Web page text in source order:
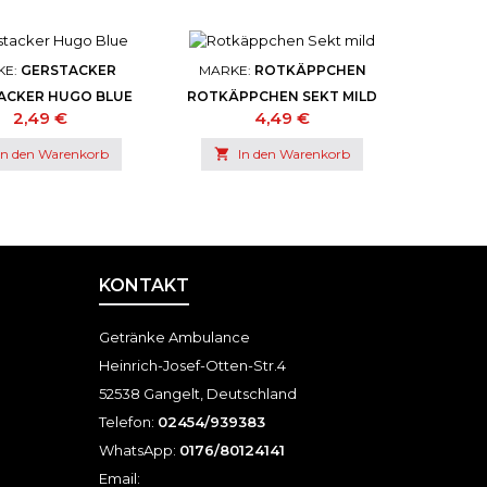
GERSTACKER
HUGO BLUE
Preis
2,49 €
den Warenkorb
MARKE: ROTKÄPPCHEN
ROTKÄPPCHEN SEKT MILD
Preis
4,49 €
 In den Warenkorb
KONTAKT
Getränke Ambulance
Heinrich-Josef-Otten-Str.4
52538 Gangelt, Deutschland
Telefon: 02454/939383
WhatsApp: 0176/80124141
Email: